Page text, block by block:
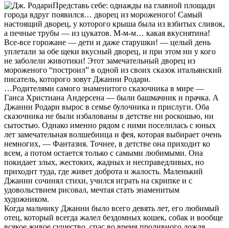
Представь себе: однажды на главной площади
города вдруг появился… дворец из мороженого! Самый
настоящий дворец, у которого крыша была из взбитых сливок,
а печные трубы — из цукатов. М-м-м… какая вкуснятина!
Все-все горожане — дети и даже старушки! — целый день
уплетали за обе щеки вкусный дворец, и при этом ни у кого
не заболели животики! Этот замечательный дворец из
мороженого “построил” в одной из своих сказок итальянский
писатель, которого зовут Джанни Родари.
…Родителями самого знаменитого сказочника в мире —
Ганса Христиана Андерсена — были башмачник и прачка. А
Джанни Родари вырос в семье булочника и прислуги. Оба
сказочника не были избалованы в детстве ни роскошью, ни
сытостью. Однако именно рядом с ними поселилась с юных
лет замечательная волшебница и фея, которая выбирает очень
немногих, — Фантазия. Точнее, в детстве она приходит ко
всем, а потом остается только с самыми любимыми. Она
покидает злых, жестоких, жадных и несправедливых, но
приходит туда, где живет доброта и жалость. Маленький
Джанни сочинял стихи, учился играть на скрипке и с
удовольствием рисовал, мечтая стать знаменитым
художником.
Когда мальчику Джанни было всего девять лет, его любимый
отец, который всегда жалел бездомных кошек, собак и вообще